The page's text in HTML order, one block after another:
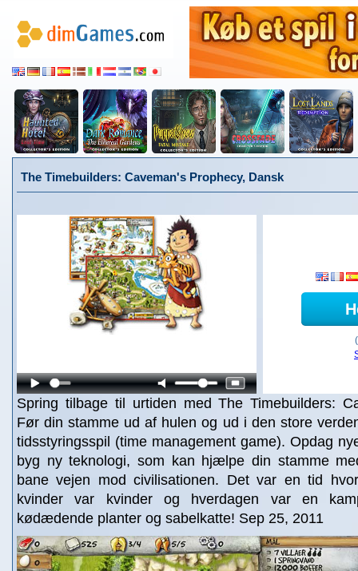
The Timebuilders: Caveman's Prophecy, Dansk
Spring tilbage til urtiden med The Timebuilders:
Før din stamme ud af hulen og ud i den store
tidsstyringsspil (time management game). Opdag
byg ny teknologi, som kan hjælpe din stamme
bane vejen mod civilisationen. Det var en tid
kvinder var kvinder og hverdagen var en
kødædende planter og sabelkatte! Sep 25, 2011